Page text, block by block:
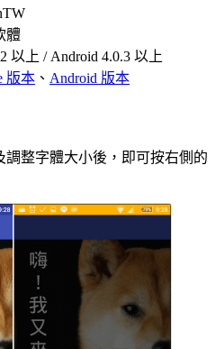
體
以上 / Android 4.0.3 以上
版本 、 Android 版本
整字體大小後，即可按右側的